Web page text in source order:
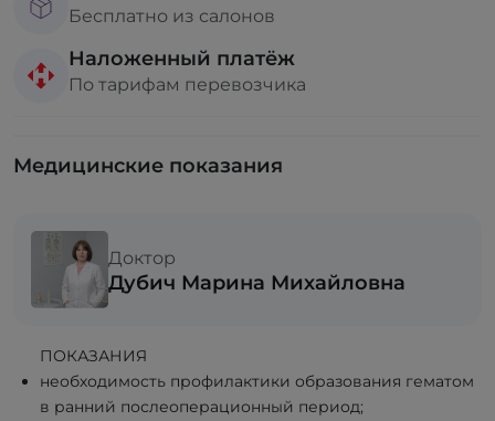
Бесплатно из салонов
Наложенный платёж
По тарифам перевозчика
Медицинские показания
Доктор
Дубич Марина Михайловна
ПОКАЗАНИЯ
необходимость профилактики образования гематом
в ранний послеоперационный период;